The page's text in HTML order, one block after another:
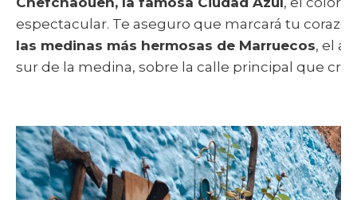
espectacular. Te aseguro que marcará tu
las medinas más hermosas de Marruecos, el
sur de la medina, sobre la calle principal que